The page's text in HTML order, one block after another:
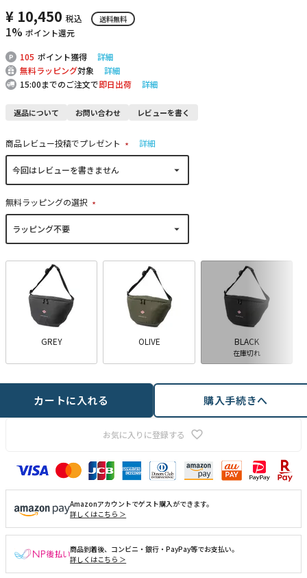
¥ 10,450 税込 送料無料
1% ポイント還元
105 ポイント獲得
詳細
無料ラッピング対象
詳細
15:00までのご注文で即日出荷 詳細
返品について お問い合わせ レビューを書く
商品レビュー投稿でプレゼント
(
詳細
無料ラッピングの選択
(
GREY OLIVE BLACK
在庫切れ
お気に入りに登録する
カートに入れる 購入手続きへ
Amazonアカウントでゲスト購入ができます。
詳しくはこちら ＞
商品到着後、コンビニ・銀行・PayPay等でお支払い。
詳しくはこちら ＞